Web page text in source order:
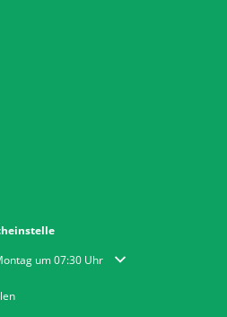
Schließzeiten auszublenden
um 07:30 Uhr